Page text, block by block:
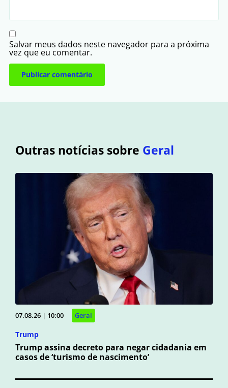
Salvar meus dados neste navegador para a próxima
vez que eu comentar.
Outras notícias sobre Geral
07.08.26 | 10:00 Geral
Trump
Trump assina decreto para negar cidadania em
casos de ‘turismo de nascimento’